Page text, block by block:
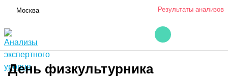
Москва Результаты анализов
День физкультурника